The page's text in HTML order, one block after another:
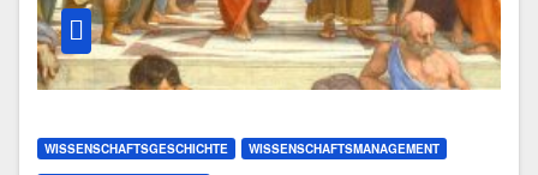
WISSENSCHAFTSGESCHICHTE WISSENSCHAFTSMANAGEMENT